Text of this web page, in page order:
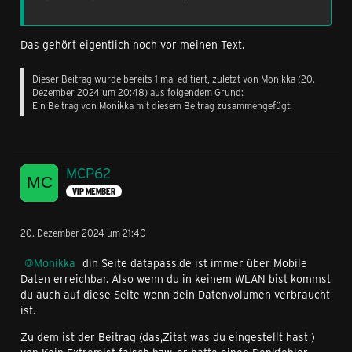
Das gehört eigentlich noch vor meinen Text.
Dieser Beitrag wurde bereits 1 mal editiert, zuletzt von Monikka(20.
Dezember 2024 um 20:48) aus folgendem Grund:
Ein Beitrag von Monikka mit diesem Beitrag zusammengefügt.
MCP62
VIP MEMBER
20. Dezember 2024 um 21:40
Monikka din Seite datapass.de ist immer über Mobile
Daten erreichbar. Also wenn du in keinem WLAN bist kommst
du auch auf diese Seite wenn dein Datenvolumen verbraucht
ist.
Zu dem ist der Beitrag (das,Zitat was du eingestellt hast )